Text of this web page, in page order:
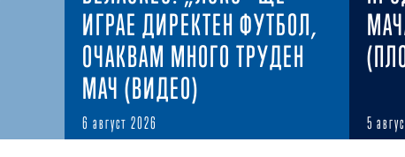
ИГРАЕ ДИРЕКТЕН ФУТБОЛ,
ОЧАКВАМ МНОГО ТРУДЕН
МАЧ (ВИДЕО)
6 август 2026 5